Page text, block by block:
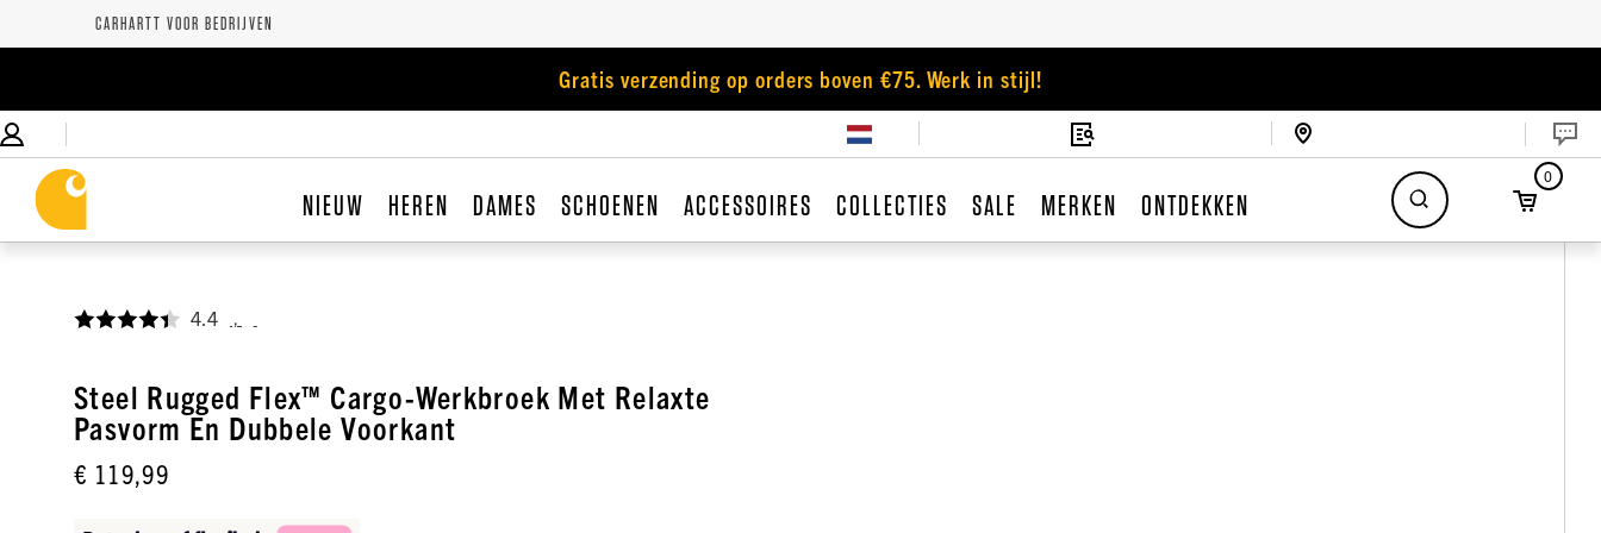
CARHARTT VOOR BEDRIJVEN
Gratis verzending op orders boven €75. Werk in stijl!
NIEUW HEREN DAMES SCHOENEN ACCESSOIRES COLLECTIES SALE MERKEN ONTDEKKEN
0
4.4
Steel Rugged Flex™ Cargo-Werkbroek Met Relaxte
Pasvorm En Dubbele Voorkant
€ 119,99